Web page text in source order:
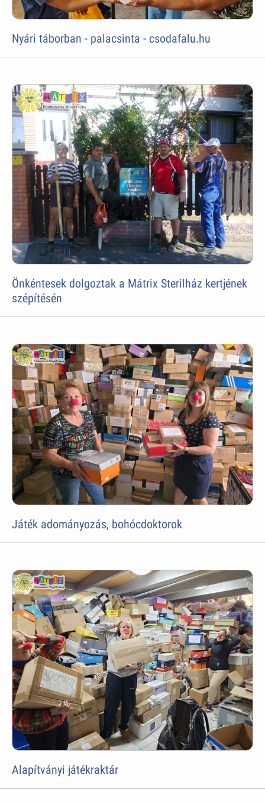
Nyári táborban - palacsinta - csodafalu.hu
Önkéntesek dolgoztak a Mátrix Sterilház kertjének
szépítésén
Játék adományozás, bohócdoktorok
Alapítványi játékraktár